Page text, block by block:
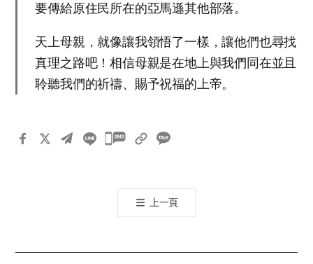
要傳給原住民所在的亞馬遜其他部落。
天上母親，就像讓我領悟了一樣，讓他們也尋找
真理之路吧！相信母親是在地上與我們同在並且
聆聽我們的祈禱、賜予祝福的上帝。
카
톡
공
기
上一頁